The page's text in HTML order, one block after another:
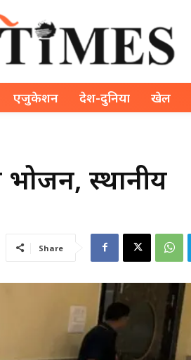
एजुकेशन देश-दुनिया खेल
भोजन, स्थानीय
Share